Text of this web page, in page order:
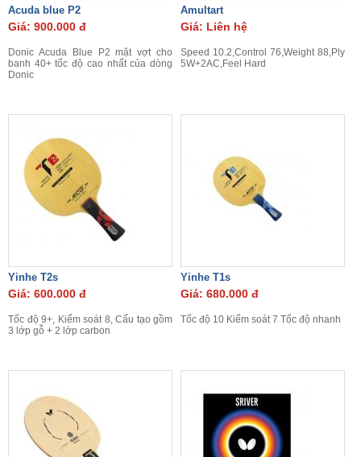
Acuda blue P2
Giá: 900.000 đ
Donic Acuda Blue P2 mặt vợt cho
banh 40+ tốc độ cao nhất của dòng
Donic
Amultart
Giá: Liên hệ
Speed 10.2,Control 76,Weight 88,Ply
5W+2AC,Feel Hard
Yinhe T2s
Giá: 600.000 đ
Tốc độ 9+, Kiểm soát 8, Cấu tạo gồm
3 lớp gỗ + 2 lớp carbon
Yinhe T1s
Giá: 680.000 đ
Tốc độ 10 Kiểm soát 7 Tốc độ nhanh